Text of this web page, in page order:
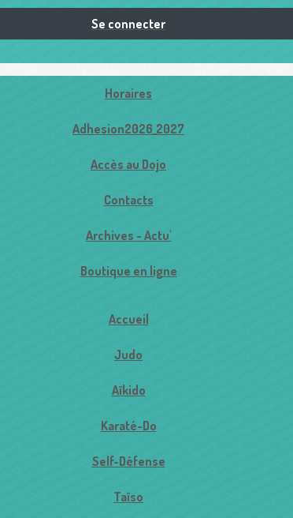
Se connecter
Horaires
Adhesion2026_2027
Accès au Dojo
Contacts
Archives - Actu'
Boutique en ligne
Accueil
Judo
Aïkido
Karaté-Do
Self-Défense
Taïso